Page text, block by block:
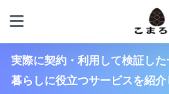
実際に契約・利用して検証し
暮らしに役立つサービスを紹